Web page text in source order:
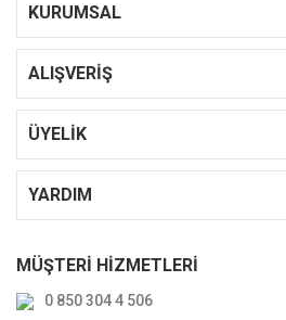
KURUMSAL
ALIŞVERİŞ
ÜYELİK
YARDIM
MÜŞTERİ HİZMETLERİ
0 850 304 4 506